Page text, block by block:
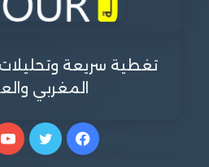
تغطية سريعة
المغربي
فيسبوكتويتر